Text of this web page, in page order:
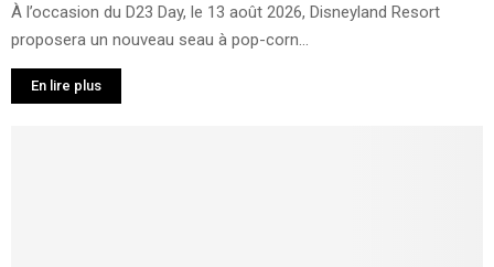
À l’occasion du D23 Day, le 13 août 2026, Disneyland Resort
proposera un nouveau seau à pop-corn...
En lire plus